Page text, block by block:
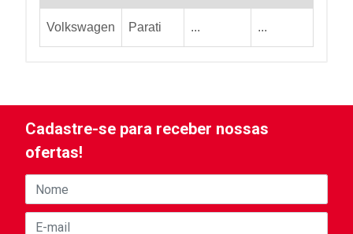
Volkswagen Parati ... ...
Cadastre-se para receber nossas
ofertas!